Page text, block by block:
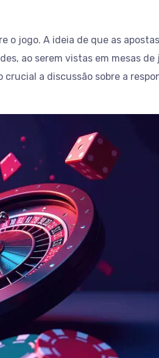
jogo. A ideia de que as
ao serem vistas em mesas
a discussão sobre a